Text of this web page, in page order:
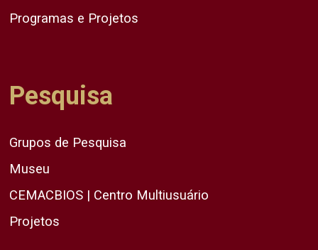
Programas e Projetos
Pesquisa
Grupos de Pesquisa
Museu
CEMACBIOS | Centro Multiusuário
Projetos